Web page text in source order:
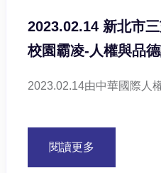
2023.02.14 新北市
校園霸凌-人權與品
2023.02.14由中華國際人
閱讀更多